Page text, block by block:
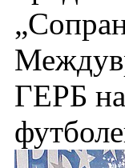
ГЕРБ на